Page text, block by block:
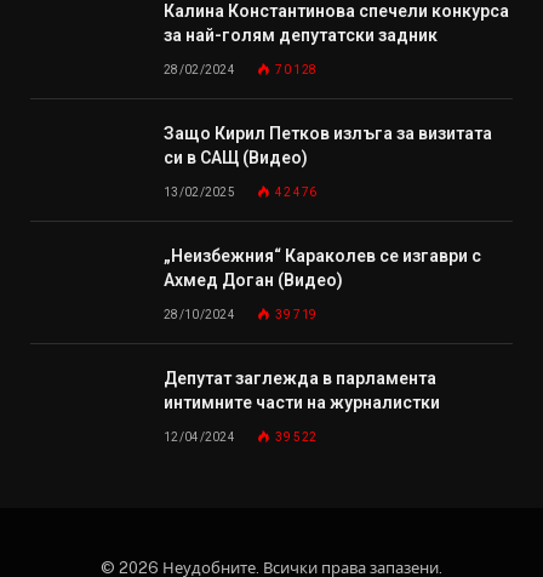
Калина Константинова спечели конкурса
за най-голям депутатски задник
28/02/2024 70 128
Защо Кирил Петков излъга за визитата
си в САЩ (Видео)
13/02/2025 42 476
„Неизбежния“ Караколев се изгаври с
Ахмед Доган (Видео)
28/10/2024 39 719
Депутат заглежда в парламента
интимните части на журналистки
12/04/2024 39 522
© 2026 Неудобните. Всички права запазени.